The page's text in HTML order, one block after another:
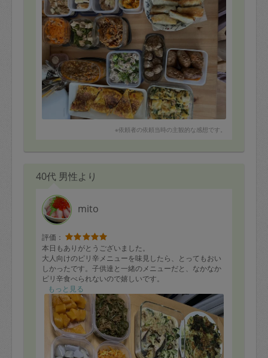
※依頼者の依頼当時の主観的な感想です。
40代 男性より
mito
評価：
本日もありがとうございました。
大人向けのピリ辛メニューを味見したら、とってもおい
しかったです。子供達と一緒のメニューだと、なかなか
ピリ辛食べられないので嬉しいです。
いつもの子供達大好きメニューも毎回ありがとうござい
ます。
また次回も楽しみにしております。
もっと見る